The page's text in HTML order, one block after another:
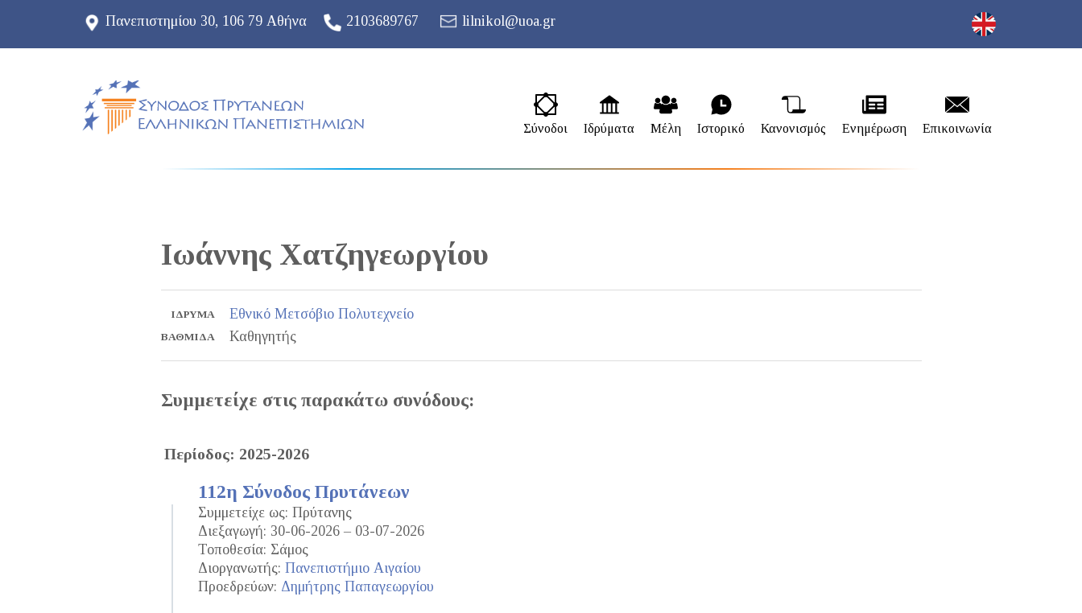
Πανεπιστημίου 30, 106 79 Αθήνα 2103689767 lilnikol@uoa.gr
Σύνοδοι Ιδρύματα Μέλη Ιστορικό Κανονισμός Ενημέρωση Επικοινωνία
Ιωάννης Χατζηγεωργίου
ΊΔΡΥΜΑ Εθνικό Μετσόβιο Πολυτεχνείο
ΒΑΘΜΊΔΑ Καθηγητής
Συμμετείχε στις παρακάτω συνόδους:
Περίοδος: 2025-2026
112η Σύνοδος Πρυτάνεων
Συμμετείχε ως: Πρύτανης
Διεξαγωγή: 30-06-2026 – 03-07-2026
Τοποθεσία: Σάμος
Διοργανωτής: Πανεπιστήμιο Αιγαίου
Προεδρεύων: Δημήτρης Παπαγεωργίου